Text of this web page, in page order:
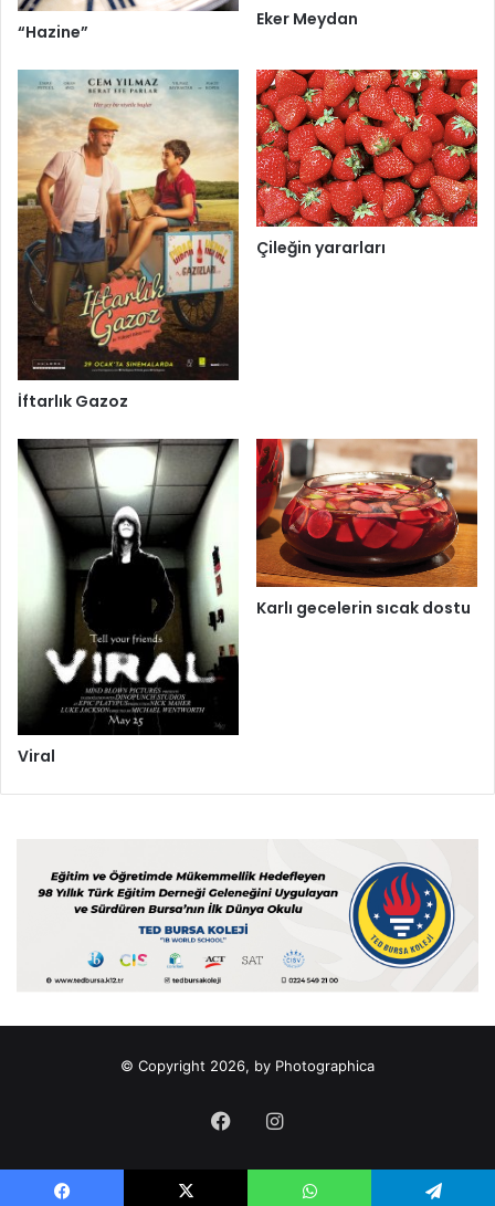
“Hazine”
Eker Meydan
İftarlık Gazoz
Çileğin yararları
Viral
Karlı gecelerin sıcak dostu
© Copyright 2026, by Photographica
FacebookInstagram